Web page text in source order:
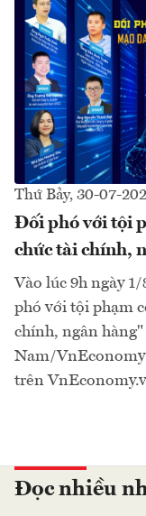
Thứ Bảy, 30-07-
Đối phó với tội
chức tài chính,
Vào lúc 9h ngày
phó với tội phạm
chính, ngân
Nam/VnEconomy
trên
Đọc nhiều